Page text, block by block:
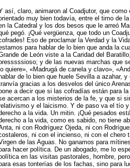
así, claro, animaron al Coadjutor, que
muy bien todavía, entre el timo de
la Catedral y los dos besos que le arreó
pegó. ¡Qué vergüenza, que todo un
Eso de proclamar la Verdad y la
para hablar de lo bien que anda la
de León viste a la Caridad del
y de las nuevas marchas que
lo quiere», «Madrugá de canela y clavo»,
hablar de lo bien que huele Sevilla a azahar,
gracias a los desvelos del único
a decir que si las cofradías están para
acercan a los misterios de la fe, y que si
y el laicismo. Y de paso va el tío
a la vida. Un mitin. ¡Qué pesados
a la vida, como es sabido, no tiene
ni con Rodríguez Ojeda, ni con
ni con el incienso, ni con el chero
de las Aguas. No ganamos para
hacer política. De un abogado, me lo
en las visitas pastorales, hombre,
esas tonterías de los fachas, sino para